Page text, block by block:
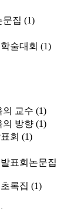
문집 (1)
술대회 (1)
의 교수 (1)
의 방향 (1)
회 (1)
표회논문집
록집 (1)